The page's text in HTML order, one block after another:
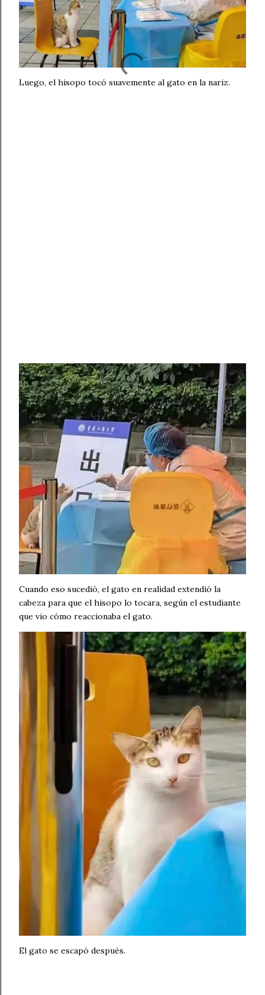
Luego, el hisopo tocó suavemente al gato en la nariz.
Cuando eso sucedió, el gato en realidad extendió la
cabeza para que el hisopo lo tocara, según el estudiante
que vio cómo reaccionaba el gato.
El gato se escapó después.